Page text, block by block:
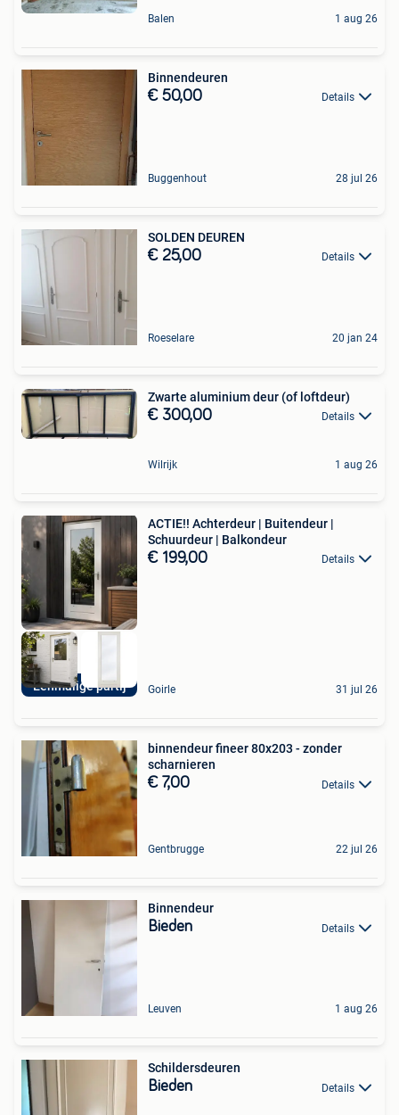
Balen 1 aug 26
Binnendeuren
€ 50,00 Details
Buggenhout 28 jul 26
SOLDEN DEUREN
€ 25,00 Details
Roeselare 20 jan 24
Zwarte aluminium deur (of loftdeur)
€ 300,00 Details
Wilrijk 1 aug 26
Eenmalige partij
ACTIE!! Achterdeur | Buitendeur |
Schuurdeur | Balkondeur
€ 199,00 Details
Goirle 31 jul 26
binnendeur fineer 80x203 - zonder
scharnieren
€ 7,00 Details
Gentbrugge 22 jul 26
Binnendeur
Bieden Details
Leuven 1 aug 26
Schildersdeuren
Bieden Details